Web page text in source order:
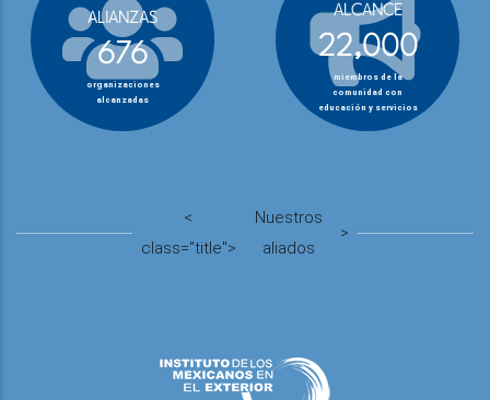
ALIANZAS
676
organizaciones
alcanzadas
ALCANCE
22,000
miembros de la
comunidad con
educación y servicios
<
class="title">
Nuestros
aliados
>